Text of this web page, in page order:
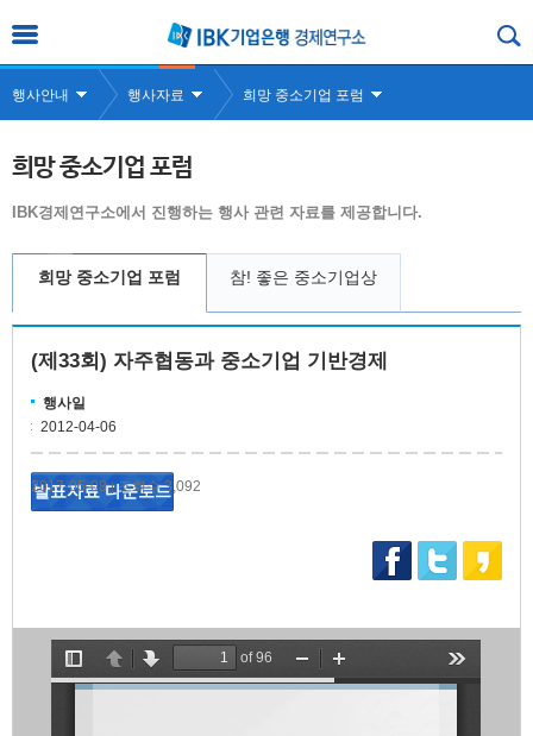
행사안내 행사자료 희망 중소기업 포럼
희망 중소기업 포럼
IBK경제연구소에서 진행하는 행사 관련 자료를 제공합니다.
희망 중소기업 포럼 참! 좋은 중소기업상
(제33회) 자주협동과 중소기업 기반경제
행사일
2012-04-06
2017-05-08|조회수 3,092
발표자료 다운로드